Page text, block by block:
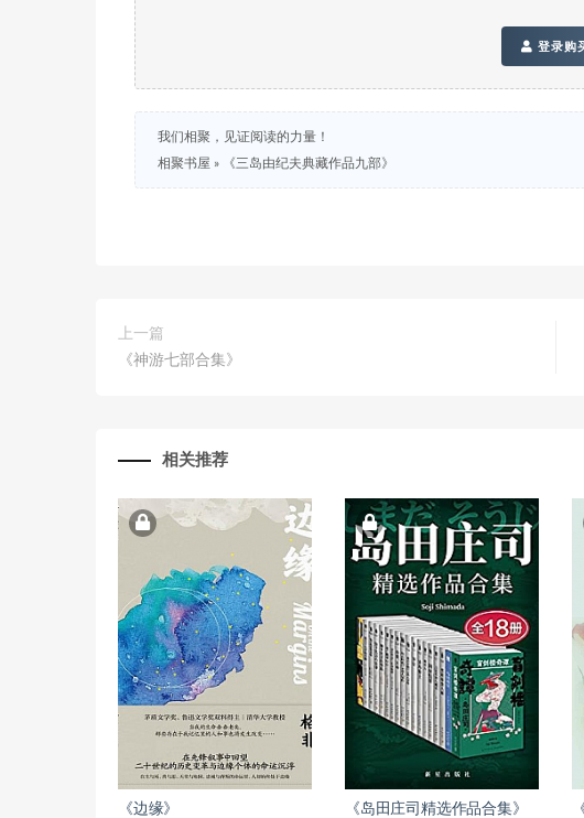
登录购
我们相聚，见证阅读的力量！
相聚书屋 » 《三岛由纪夫典藏作品九部》
上一篇
《神游七部合集》
相关推荐
《边缘》
《岛田庄司精选作品合集》